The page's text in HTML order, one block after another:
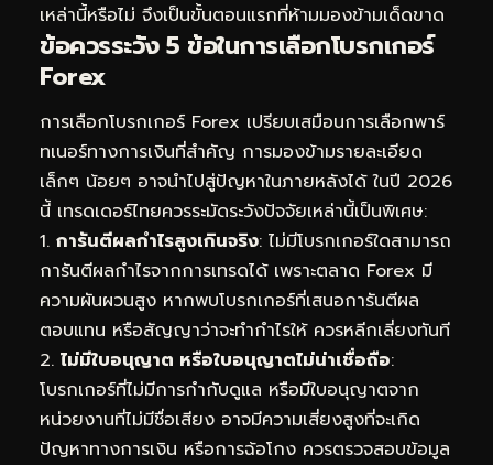
เหล่านี้หรือไม่ จึงเป็นขั้นตอนแรกที่ห้ามมองข้ามเด็ดขาด
ข้อควรระวัง 5 ข้อในการเลือกโบรกเกอร์
Forex
การเลือกโบรกเกอร์ Forex เปรียบเสมือนการเลือกพาร์
ทเนอร์ทางการเงินที่สำคัญ การมองข้ามรายละเอียด
เล็กๆ น้อยๆ อาจนำไปสู่ปัญหาในภายหลังได้ ในปี 2026
นี้ เทรดเดอร์ไทยควรระมัดระวังปัจจัยเหล่านี้เป็นพิเศษ:
1. การันตีผลกำไรสูงเกินจริง: ไม่มีโบรกเกอร์ใดสามารถ
การันตีผลกำไรจากการเทรดได้ เพราะตลาด Forex มี
ความผันผวนสูง หากพบโบรกเกอร์ที่เสนอการันตีผล
ตอบแทน หรือสัญญาว่าจะทำกำไรให้ ควรหลีกเลี่ยงทันที
2. ไม่มีใบอนุญาต หรือใบอนุญาตไม่น่าเชื่อถือ:
โบรกเกอร์ที่ไม่มีการกำกับดูแล หรือมีใบอนุญาตจาก
หน่วยงานที่ไม่มีชื่อเสียง อาจมีความเสี่ยงสูงที่จะเกิด
ปัญหาทางการเงิน หรือการฉ้อโกง ควรตรวจสอบข้อมูล